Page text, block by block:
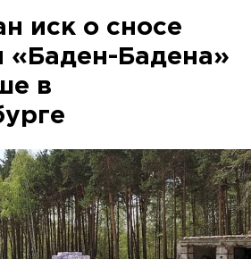
иск о сносе
«Баден-Бадена»
в